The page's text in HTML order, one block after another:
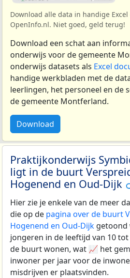
Download alle data in handige
OpenInfo.nl. Niet goed, geld terug!
Download een schat aan
onderwijs voor de gemeente
onderwijs datasets als Excel
handige werkbladen met de
leerlingen, het personeel en de
de gemeente Montferland.
Download
Praktijkonderwijs
ligt in de buurt
Hogenend en Oud-Dijk
Hier zie je enkele van de meer
die op de pagina over de buurt
Hogenend en Oud-Dijk getoond
jongeren in de leeftijd van 10
de buurt wonen, wat 📈 het
inwoner per jaar voor de
misdrijven er plaatsvinden.